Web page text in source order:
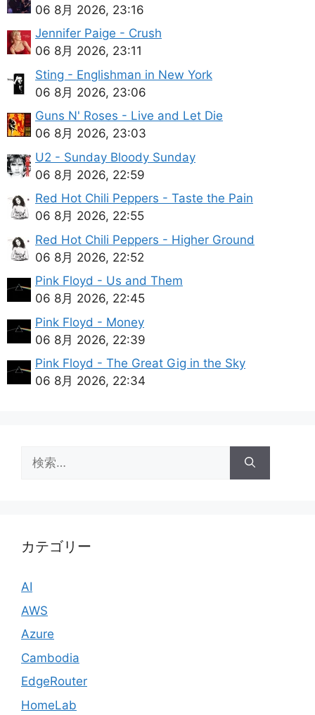
06 8月 2026, 23:16
Jennifer Paige - Crush
06 8月 2026, 23:11
Sting - Englishman in New York
06 8月 2026, 23:06
Guns N' Roses - Live and Let Die
06 8月 2026, 23:03
U2 - Sunday Bloody Sunday
06 8月 2026, 22:59
Red Hot Chili Peppers - Taste the Pain
06 8月 2026, 22:55
Red Hot Chili Peppers - Higher Ground
06 8月 2026, 22:52
Pink Floyd - Us and Them
06 8月 2026, 22:45
Pink Floyd - Money
06 8月 2026, 22:39
Pink Floyd - The Great Gig in the Sky
06 8月 2026, 22:34
索:
カテゴリー
AI
AWS
Azure
Cambodia
EdgeRouter
HomeLab